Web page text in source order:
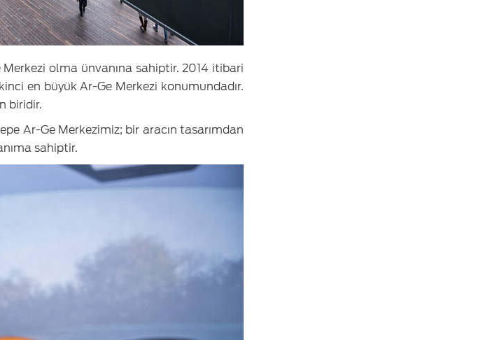
olma ünvanına sahiptir. 2014 itibari
en büyük Ar-Ge Merkezi konumundadır.
biridir.
Ar-Ge Merkezimiz; bir aracın tasarımdan
sahiptir.